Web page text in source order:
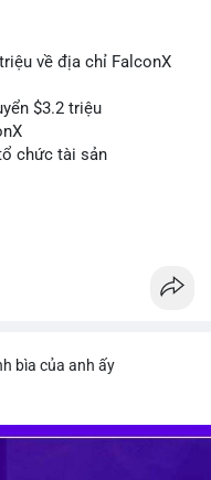
về địa chỉ FalconX
$3.2 triệu
chức tài sản
bìa của anh ấy